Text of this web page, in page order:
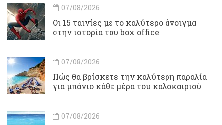
07/08/2026
Οι 15 ταινίες με το καλύτερο άνοιγμα
στην ιστορία του box office
07/08/2026
Πώς θα βρίσκετε την καλύτερη παραλία
για μπάνιο κάθε μέρα του καλοκαιριού
07/08/2026